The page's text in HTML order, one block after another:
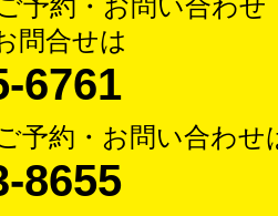
問合せは
6761
予約・お問い合わせ
8655